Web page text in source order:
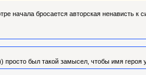
начала бросается авторская ненависть
просто был такой замысел, чтобы имя